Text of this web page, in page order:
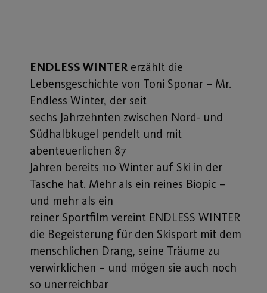
ENDLESS WINTER erzählt die
Lebensgeschichte von Toni Sponar – Mr.
Endless Winter, der seit
sechs Jahrzehnten zwischen Nord- und
Südhalbkugel pendelt und mit
abenteuerlichen 87
Jahren bereits 110 Winter auf Ski in der
Tasche hat. Mehr als ein reines Biopic –
und mehr als ein
reiner Sportfilm vereint ENDLESS WINTER
die Begeisterung für den Skisport mit dem
menschlichen Drang, seine Träume zu
verwirklichen – und mögen sie auch noch
so unerreichbar